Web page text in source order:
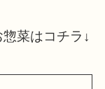
菜はコチラ↓